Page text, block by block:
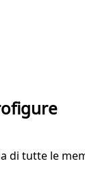
tutte le